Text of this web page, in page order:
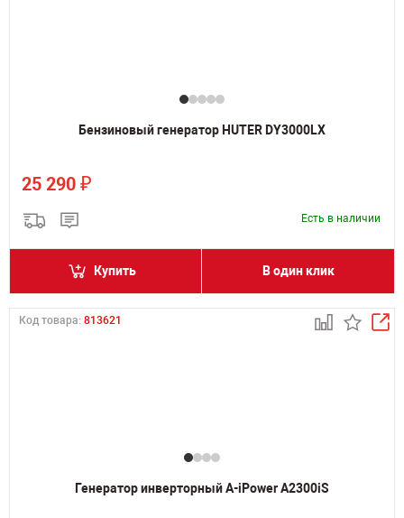
Бензиновый генератор HUTER DY3000LX
25 290 ₽
Есть в наличии
Купить В один клик
Код товара: 813621
Генератор инверторный A-iPower A2300iS